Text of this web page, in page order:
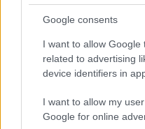
Google consents
I want to allow Google
related to advertising
device identifiers in
I want to allow my
Google for online
világevő•2019. január 08.
Néhány hete nyílt meg
autentikus iráni
megnézni.